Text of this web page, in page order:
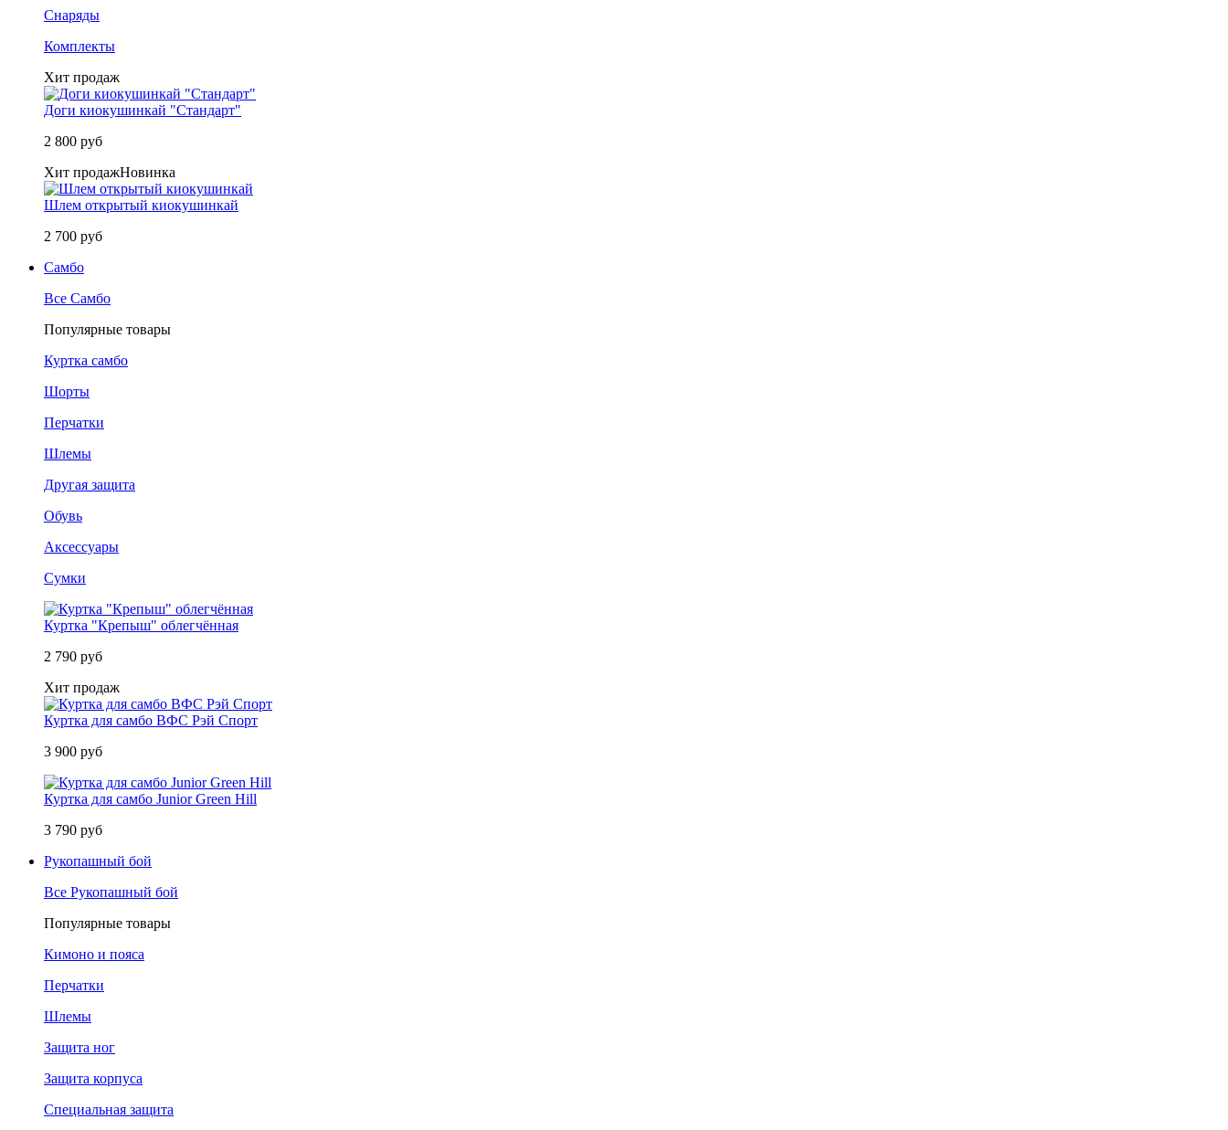
Снаряды
Комплекты
Хит продаж
Доги киокушинкай "Стандарт"
2 800 руб
Хит продажНовинка
Шлем открытый киокушинкай
2 700 руб
Самбо
Все Самбо
Популярные товары
Куртка самбо
Шорты
Перчатки
Шлемы
Другая защита
Обувь
Аксессуары
Сумки
Куртка "Крепыш" облегчённая
2 790 руб
Хит продаж
Куртка для самбо ВФС Рэй Спорт
3 900 руб
Куртка для самбо Junior Green Hill
3 790 руб
Рукопашный бой
Все Рукопашный бой
Популярные товары
Кимоно и пояса
Перчатки
Шлемы
Защита ног
Защита корпуса
Специальная защита